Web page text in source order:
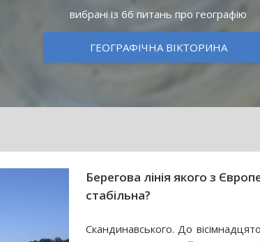
вибрані із 66 питань про географію
ГЕОГРАФІЧНА ВІКТОРИНА
Берегова лінія якого з
стабільна?
Скандинавського. До